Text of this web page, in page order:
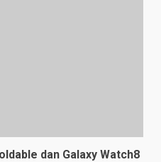
dan Galaxy Watch8